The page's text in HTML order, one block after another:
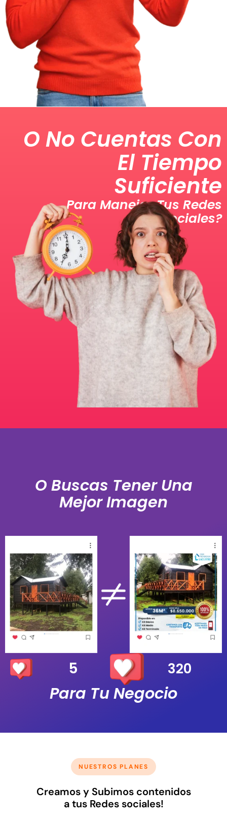
O No Cuentas Con
El Tiempo
Suficiente
Para Manejar Tus Redes
Sociales?
O Buscas Tener Una
Mejor Imagen
5 320
Para Tu Negocio
NUESTROS PLANES
Creamos y Subimos contenidos
a tus Redes sociales!